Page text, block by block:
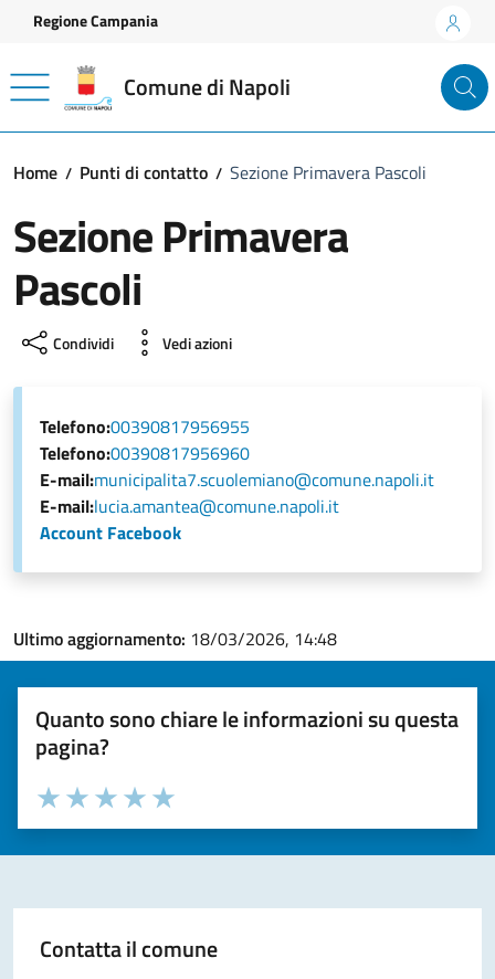
Vai ai contenuti
Vai al footer
Regione Campania
Comune di Napoli
Home Punti di contatto Sezione Primavera Pascoli
Sezione Primavera
Pascoli
Condividi Vedi azioni
Telefono:00390817956955
Telefono:00390817956960
E-mail:municipalita7.scuolemiano@comune.napoli.it
E-mail:lucia.amantea@comune.napoli.it
Account Facebook
Ultimo aggiornamento: 18/03/2026, 14:48
Quanto sono chiare le informazioni su questa
pagina?
Valuta la chiarezza delle informazioni (da 1 a 5 stelle)
Seleziona il numero di stelle per valutare la chiarezza delle
Valuta 5 stelle su 5
Valuta 4 stelle su 5
Valuta 3 stelle su 5
Valuta 2 stelle su 5
Valuta 1 stelle su 5
Contatta il comune